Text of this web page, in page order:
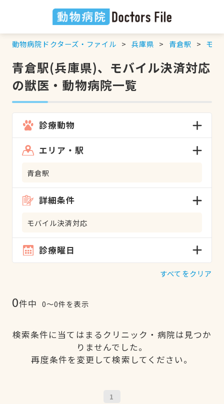
動物病院ドクターズ・ファイル 兵庫県 青倉駅 モバ
青倉駅(兵庫県)、モバイル決済対応
の獣医・動物病院一覧
診療動物
エリア・駅
青倉駅
詳細条件
モバイル決済対応
診療曜日
すべてをクリア
0件中 0〜0件を表示
検索条件に当てはまるクリニック・病院は見つか
りませんでした。
再度条件を変更して検索してください。
1